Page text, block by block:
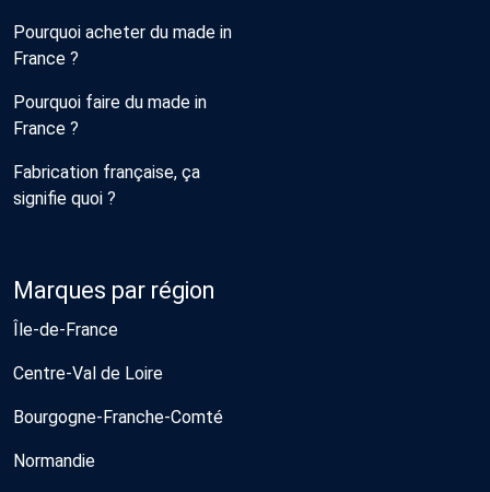
Pourquoi acheter du made in
France ?
Pourquoi faire du made in
France ?
Fabrication française, ça
signifie quoi ?
Marques par région
Île-de-France
Centre-Val de Loire
Bourgogne-Franche-Comté
Normandie